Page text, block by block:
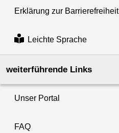
Erklärung zur Barrierefreiheit
Leichte Sprache
weiterführende Links
Unser Portal
FAQ